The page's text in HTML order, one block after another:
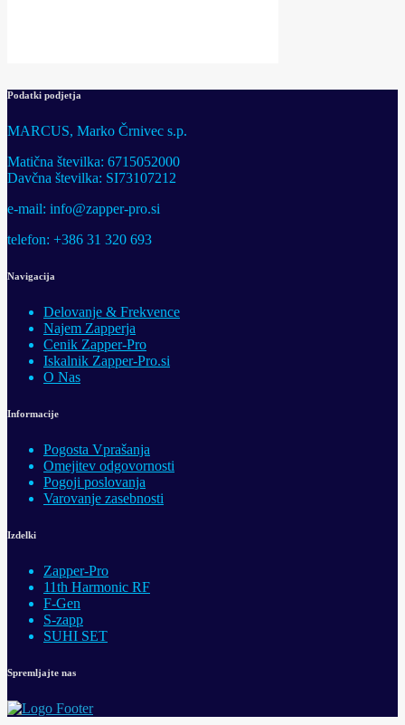
Podatki podjetja
MARCUS, Marko Črnivec s.p.
Matična številka: 6715052000
Davčna številka: SI73107212
e-mail: info@zapper-pro.si
telefon: +386 31 320 693
Navigacija
Delovanje & Frekvence
Najem Zapperja
Cenik Zapper-Pro
Iskalnik Zapper-Pro.si
O Nas
Informacije
Pogosta Vprašanja
Omejitev odgovornosti
Pogoji poslovanja
Varovanje zasebnosti
Izdelki
Zapper-Pro
11th Harmonic RF
F-Gen
S-zapp
SUHI SET
Spremljajte nas